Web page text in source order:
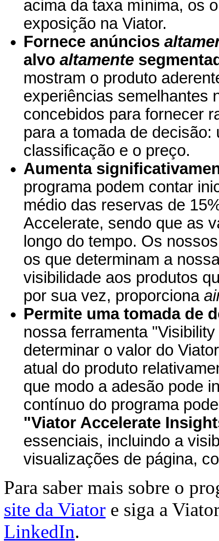
acima da taxa mínima, os
exposição na Viator.
Fornece anúncios
alvo altamente
mostram o produto
experiências semelhantes
concebidos para fornecer
para a tomada de
classificação e o preço.
Aumenta
programa podem contar
médio das reservas de
Accelerate, sendo que as
longo do tempo. Os
os que determinam a
visibilidade aos produtos
por sua vez, proporciona
Permite uma tomada de
nossa ferramenta
determinar o valor do
atual do produto
que modo a adesão pode
contínuo do programa
"Viator Accelerate
essenciais, incluindo a
visualizações de página,
Para saber mais sobre o
site da Viator e siga a
LinkedIn.